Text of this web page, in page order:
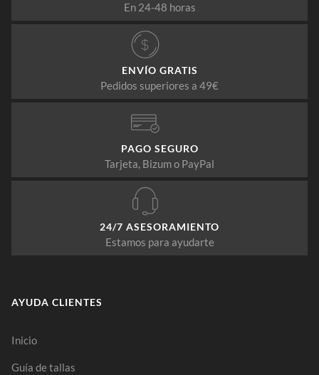
En 24-48 horas
ENVÍO GRATIS
Pedidos superiores a 49€
PAGO SEGURO
Tarjeta, Bizum o PayPal
24/7 ASESORAMIENTO
Estamos para ayudarte
AYUDA CLIENTES
Inicio
Guía de tallas